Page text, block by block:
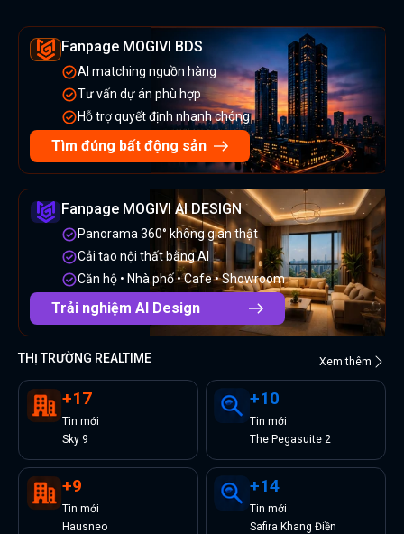
Fanpage MOGIVI BDS
AI matching nguồn hàng
Tư vấn dự án phù hợp
Hỗ trợ quyết định nhanh chóng
Tìm đúng bất động sản
Fanpage MOGIVI AI DESIGN
Panorama 360° không gian thật
Cải tạo nội thất bằng AI
Căn hộ • Nhà phố • Cafe • Showroom
Trải nghiệm AI Design
THỊ TRƯỜNG REALTIME Xem thêm
+17
Tin mới
Sky 9
+10
Tin mới
The Pegasuite 2
+9
Tin mới
Hausneo
+14
Tin mới
Safira Khang Điền